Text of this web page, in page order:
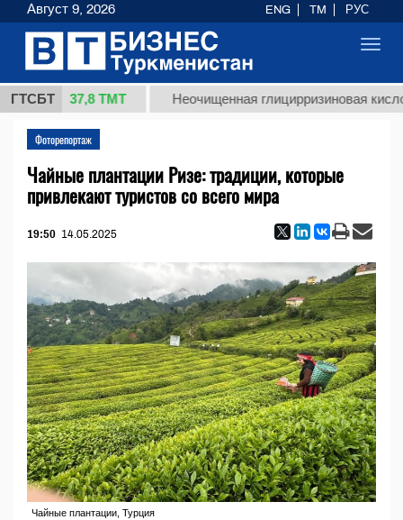
ГТСБТ
37,8 ТМТ Неочищенная глицирризиновая кислота
Фоторепортаж
Чайные плантации Ризе: традиции, которые
привлекают туристов со всего мира
19:50 14.05.2025
Чайные плантации, Турция
Август 9, 2026 ENG TM РУС